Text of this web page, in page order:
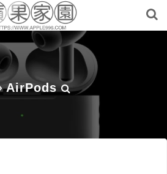
AirPods